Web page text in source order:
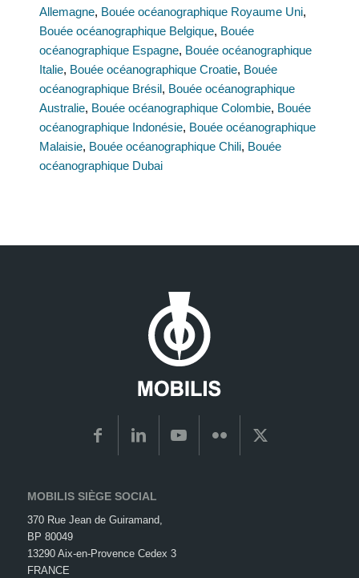
Allemagne, Bouée océanographique Royaume Uni,
Bouée océanographique Belgique, Bouée
océanographique Espagne, Bouée océanographique
Italie, Bouée océanographique Croatie, Bouée
océanographique Brésil, Bouée océanographique
Australie, Bouée océanographique Colombie, Bouée
océanographique Indonésie, Bouée océanographique
Malaisie, Bouée océanographique Chili, Bouée
océanographique Dubai
MOBILIS SIÈGE SOCIAL
370 Rue Jean de Guiramand,
BP 80049
13290 Aix-en-Provence Cedex 3
FRANCE